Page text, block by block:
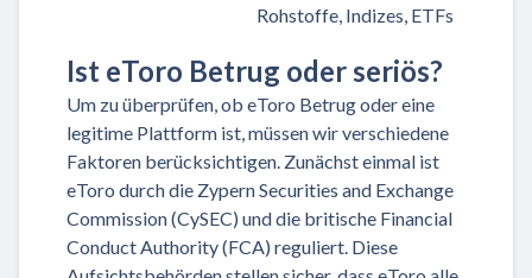
Rohstoffe, Indizes, ETFs
Ist eToro Betrug oder seriös?
Um zu überprüfen, ob eToro Betrug oder eine
legitime Plattform ist, müssen wir verschiedene
Faktoren berücksichtigen. Zunächst einmal ist
eToro durch die Zypern Securities and Exchange
Commission (CySEC) und die britische Financial
Conduct Authority (FCA) reguliert. Diese